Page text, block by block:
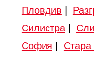
Пловдив
Силистра|
София
Стара